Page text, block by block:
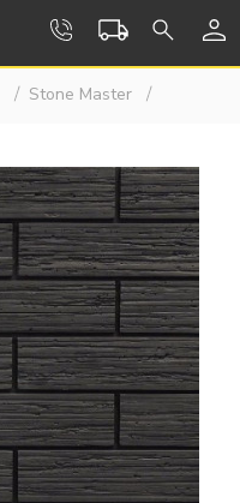
Stone Master